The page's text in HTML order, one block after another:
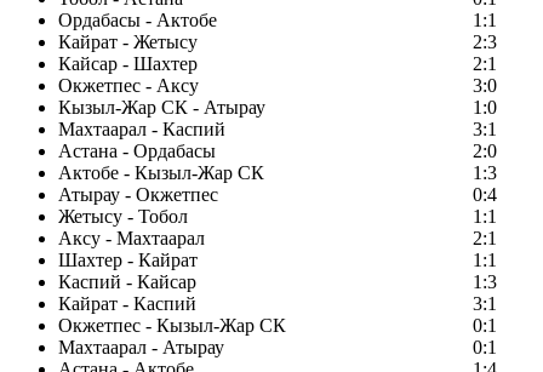
Ордабасы - Актобе
1:1
Кайрат - Жетысу
2:3
Кайсар - Шахтер
2:1
Окжетпес - Аксу
3:0
Кызыл-Жар СК - Атырау
1:0
Махтаарал - Каспий
3:1
Астана - Ордабасы
2:0
Актобе - Кызыл-Жар СК
1:3
Атырау - Окжетпес
0:4
Жетысу - Тобол
1:1
Аксу - Махтаарал
2:1
Шахтер - Кайрат
1:1
Каспий - Кайсар
1:3
Кайрат - Каспий
3:1
Окжетпес - Кызыл-Жар СК
0:1
Махтаарал - Атырау
0:1